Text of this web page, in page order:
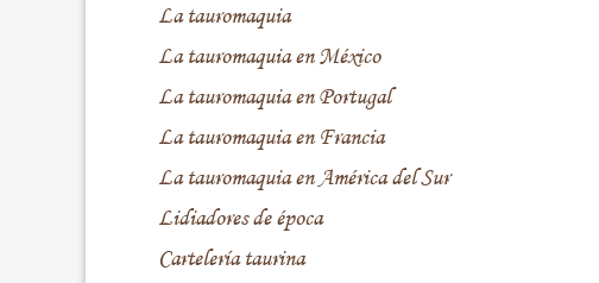
La tauromaquia
La tauromaquia en México
La tauromaquia en Portugal
La tauromaquia en Francia
La tauromaquia en América del Sur
Lidiadores de época
Cartelería taurina